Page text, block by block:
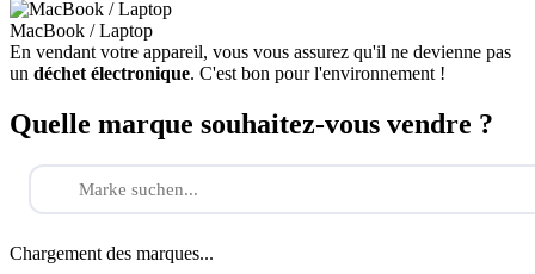
MacBook / Laptop
En vendant votre appareil, vous vous assurez qu'il ne devienne pas
un déchet électronique. C'est bon pour l'environnement !
Quelle marque souhaitez-vous vendre ?
Chargement des marques...